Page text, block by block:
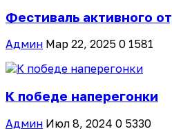
Фестиваль активного
Админ Мар 22, 2025 0 1581
К победе наперегонки
Админ Июл 8, 2024 0 5330